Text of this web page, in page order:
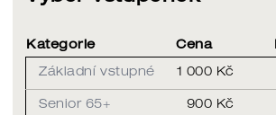
Kategorie Cena
Základní vstupné 1 000 Kč
Senior 65+ 900 Kč